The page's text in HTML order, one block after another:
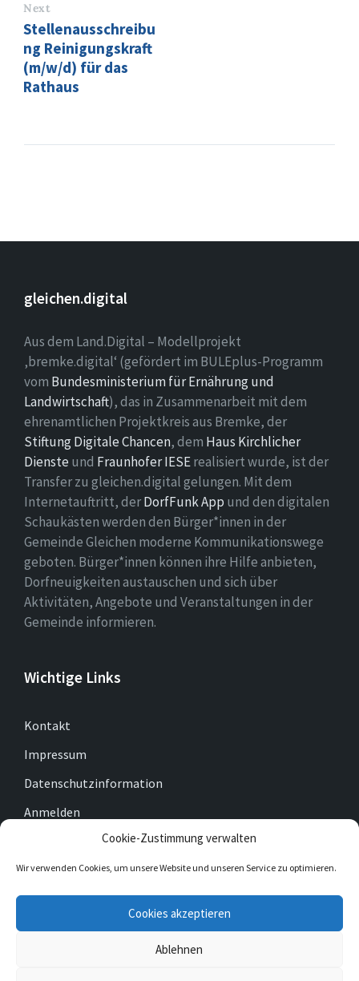
Cookie-Zustimmung verwalten
Wir verwenden Cookies, um unsere Website und unseren Service zu optimieren.
Cookies akzeptieren
Ablehnen
Next
Stellenausschreibu
ng Reinigungskraft
(m/w/d) für das
Rathaus
gleichen.digital
Aus dem Land.Digital – Modellprojekt
‚bremke.digital‘ (gefördert im BULEplus-Programm
vom Bundesministerium für Ernährung und
Landwirtschaft), das in Zusammenarbeit mit dem
ehrenamtlichen Projektkreis aus Bremke, der
Stiftung Digitale Chancen, dem Haus Kirchlicher
Dienste und Fraunhofer IESErealisiert wurde, ist der
Transfer zu gleichen.digital gelungen. Mit dem
Internetauftritt, derDorfFunk App und den digitalen
Schaukästen werden den Bürger*innen in der
Gemeinde Gleichen moderne Kommunikationswege
geboten. Bürger*innen können ihre Hilfe anbieten,
Dorfneuigkeiten austauschen und sich über
Aktivitäten, Angebote und Veranstaltungen in der
Gemeinde informieren.
Wichtige Links
Kontakt
Impressum
Datenschutzinformation
Anmelden
Cookie-Richtlinie (EU)
Facebook Twitter